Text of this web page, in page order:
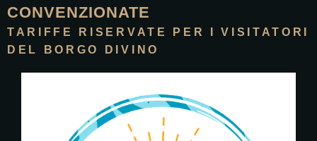
CONVENZIONATE
TARIFFE RISERVATE PER I VISITATORI
DEL BORGO DIVINO